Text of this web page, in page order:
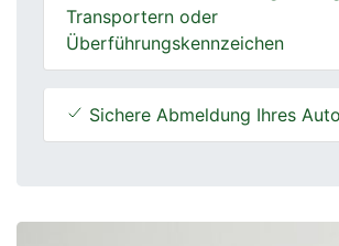
Transportern oder
Überführungskennzeichen
Sichere Abmeldung Ihres